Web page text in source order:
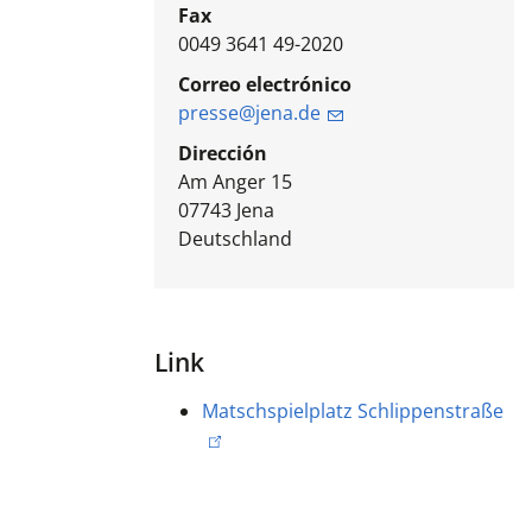
Fax
0049 3641 49-2020
Correo electrónico
presse@jena.de
Dirección
Am Anger 15
07743 Jena
Deutschland
Link
Matschspielplatz Schlippenstraße